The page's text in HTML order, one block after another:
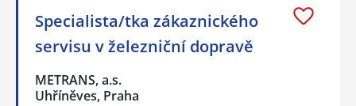
Specialista/tka zákaznického
servisu v železniční dopravě
METRANS, a.s.
Uhříněves, Praha